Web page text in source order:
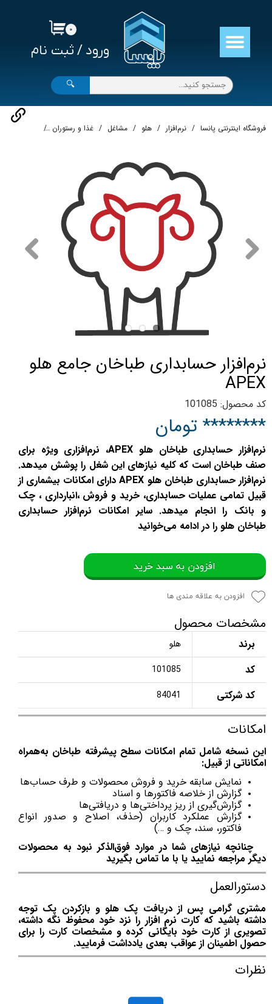
ورود / ثبت نام
حساب کاربری من
تغییر گذر واژه
سفارشات
خروج از حساب کاربری
۰
🔍
فروشگاه اینترنتی پانسا نرم‌افزار هلو مشاغل غذا و رستوران
نرم‌افزار حسابداری طباخان جامع هلو
APEX
کد محصول: 101085
******** تومان
نرم‌افزار حسابداری طباخان هلو APEX، نرم‌افزاری ویژه برای
صنف طباخان است که کلیه نیازهای این شغل را پوشش میدهد.
نرم‌افزار حسابداری طباخان هلو APEX دارای امکانات بیشماری از
قبیل تمامی عملیات حسابداری، خرید و فروش ،انبارداری ، چک
و بانک را انجام میدهد. سایر امکانات نرم‌افزار حسابداری
طباخان هلو را در ادامه می‌خوانید
افزودن به سبد خرید
افزودن به علاقه مندی ها
مشخصات محصول
برند هلو
کد 101085
کد شرکتی 84041
امکانات
این نسخه شامل تمام امکانات سطح پیشرفته طباخان به‌همراه
امکاناتی از قبیل:
نمایش سابقه خرید و فروش محصولات و طرف حساب‌ها
گزارش از خلاصه فاکتورها و اسناد
گزارش‌گیری از ریز پرداختی‌ها و دریافتی‌ها
گزارش عملکرد کاربران (حذف، اصلاح و صدور انواع
فاکتور، سند، چک و …)
چنانچه نیازهای شما در موارد فوق‌الذکر نبود به محصولات
دیگر مراجعه نمایید یا با ما تماس بگیرید
دستورالعمل
مشتری گرامی پس از دریافت پک هلو و بازکردن پک توجه
داشته باشید که کارت نرم افزار را نزد خود محفوظ نگه داشته،
تصویری از کارت خود بایگانی کرده و مشخصات کارت را برای
حصول اطمینان از عواقب بعدی یادداشت فرمایید.
نظرات